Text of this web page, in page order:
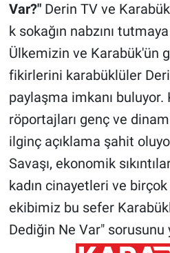
Var?"Derin TV ve
k sokağın nabzını
Ülkemizin ve Karabük'ün
fikirlerini karabüklüler
paylaşma imkanı buluyor.
röportajları genç ve
ilginç açıklama şahit
Savaşı, ekonomik
kadın cinayetleri ve
ekibimiz bu sefer
Dediğin Ne Var" sorusunu